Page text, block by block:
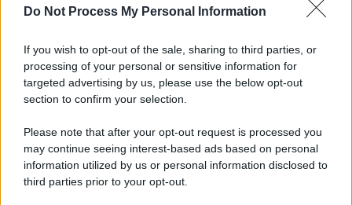
Do Not Process My Personal Information
If you wish to opt-out of the sale, sharing to third parties, or
processing of your personal or sensitive information for
targeted advertising by us, please use the below opt-out
section to confirm your selection.
Please note that after your opt-out request is processed you
may continue seeing interest-based ads based on personal
information utilized by us or personal information disclosed to
third parties prior to your opt-out.